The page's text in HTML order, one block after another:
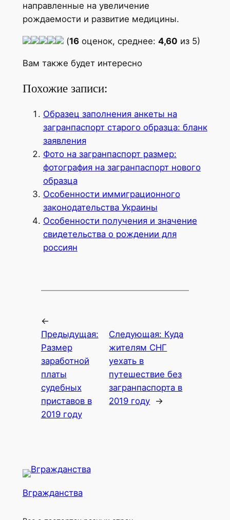
направленные на увеличение
рождаемости и развитие медицины.
(16оценок, среднее: 4,60 из 5)
Вам также будет интересно
Похожие записи:
Образец заполнения анкеты на
загранпаспорт старого образца: бланк
заявления
Фото на загранпаспорт размер:
фотография на загранпаспорт нового
образца
Особенности иммиграционного
законодательства Украины
Особенности получения и значение
свидетельства о рождении для
россиян
←
Предыдущая:
Размер
заработной
платы
судебных
приставов в
2019 году
Следующая: Куда
жителям СНГ
уехать в
путешествие без
загранпаспорта в
2019 году →
Вгражданства